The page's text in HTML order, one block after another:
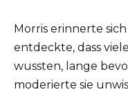
Morris erinnerte
entdeckte, dass
wussten, lange
moderierte sie